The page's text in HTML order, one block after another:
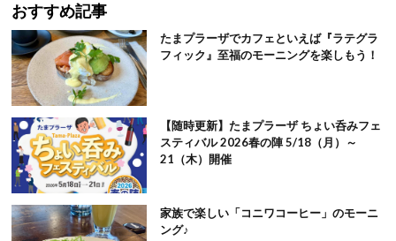
おすすめ記事
たまプラーザでカフェといえば『ラテグラ
フィック』至福のモーニングを楽しもう！
【随時更新】たまプラーザ ちょい呑みフェ
スティバル 2026春の陣 5/18（月）～
21（木）開催
家族で楽しい「コニワコーヒー」のモーニ
ング♪